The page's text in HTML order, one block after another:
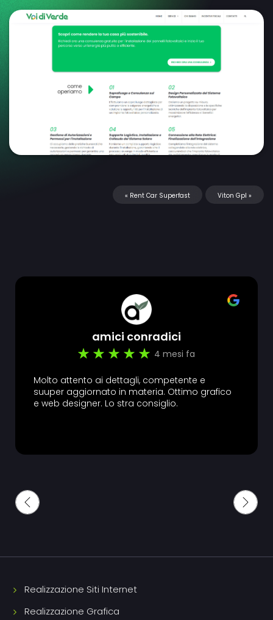
« Rent Car Superfast Viton Gpl »
amici conradici
4 mesi fa
Molto attento ai dettagli, competente e
suuper aggiornato in materia. Ottimo grafico
e web designer. Lo stra consiglio.
Realizzazione Siti Internet
Realizzazione Grafica